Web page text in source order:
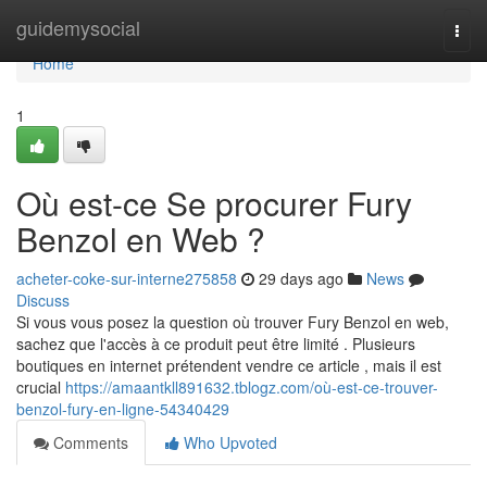
guidemysocial
Home
Home
1
Où est-ce Se procurer Fury
Benzol en Web ?
acheter-coke-sur-interne275858 29 days ago
News
Discuss
Si vous vous posez la question où trouver Fury Benzol en web,
sachez que l'accès à ce produit peut être limité . Plusieurs
boutiques en internet prétendent vendre ce article , mais il est
crucial https://amaantkll891632.tblogz.com/où-est-ce-trouver-
benzol-fury-en-ligne-54340429
Comments
Who Upvoted